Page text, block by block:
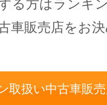
る方はランキ
車販売店をお
取扱い中古車販